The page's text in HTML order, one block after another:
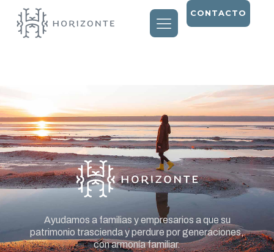
CONTACTO
Ayudamos a familias y empresarios a que su
patrimonio trascienda y perdure por generaciones,
con armonía familiar.